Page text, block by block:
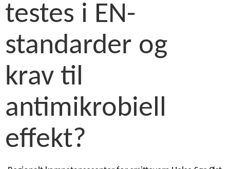
testes i EN-
standarder og
krav til
antimikrobiell
effekt?